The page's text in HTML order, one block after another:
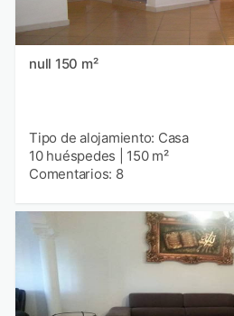
null 150 m²
Tipo de alojamiento: Casa
10 huéspedes
150 m²
Comentarios: 8